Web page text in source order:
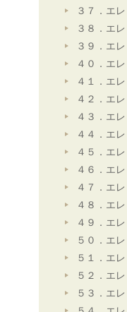
３７．エ
３８．エ
３９．エ
４０．エ
４１．エ
４２．エ
４３．エ
４４．エ
４５．エ
４６．エ
４７．エ
４８．エ
４９．エ
５０．エ
５１．エ
５２．エ
５３．エ